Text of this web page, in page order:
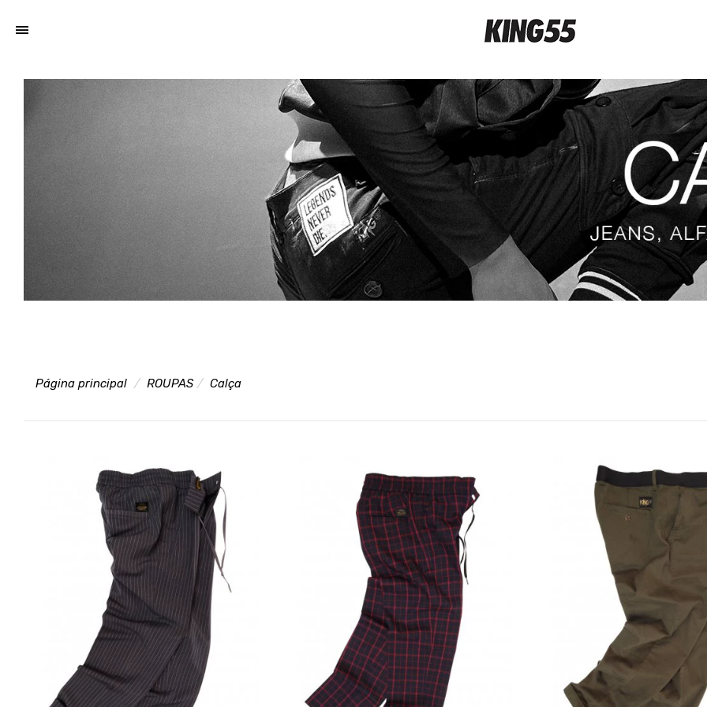
Página principal ROUPAS Calça